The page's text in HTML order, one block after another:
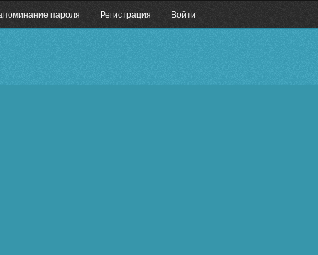
пароля Регистрация Войти